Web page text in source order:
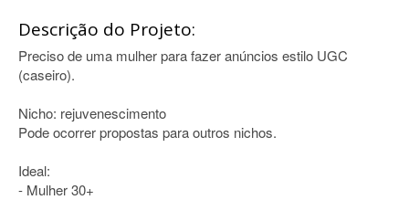
Descrição do Projeto:
Preciso de uma mulher para fazer anúncios estilo UGC
(caseiro).
Nicho: rejuvenescimento
Pode ocorrer propostas para outros nichos.
Ideal:
- Mulher 30+